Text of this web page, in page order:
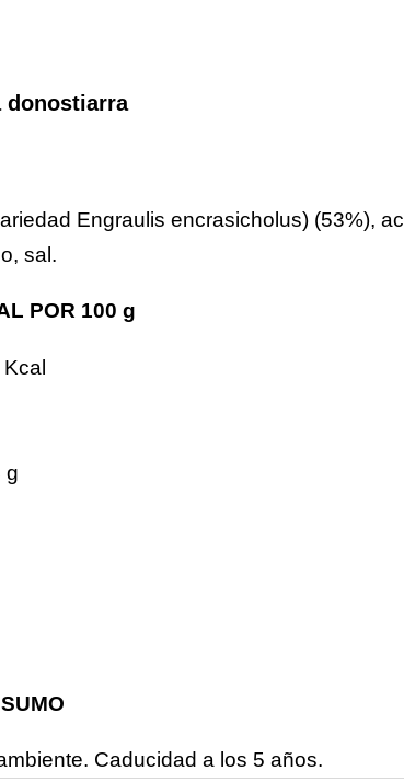
donostiarra
Engraulis encrasicholus) (53%),
sal.
POR 100 g
g
Caducidad a los 5 años.